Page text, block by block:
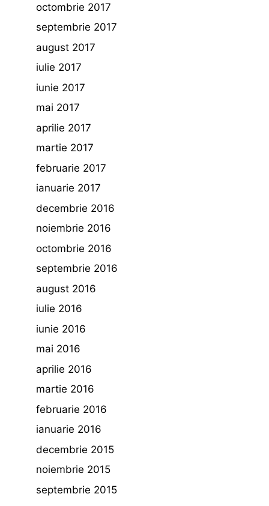
octombrie 2017
septembrie 2017
august 2017
iulie 2017
iunie 2017
mai 2017
aprilie 2017
martie 2017
februarie 2017
ianuarie 2017
decembrie 2016
noiembrie 2016
octombrie 2016
septembrie 2016
august 2016
iulie 2016
iunie 2016
mai 2016
aprilie 2016
martie 2016
februarie 2016
ianuarie 2016
decembrie 2015
noiembrie 2015
septembrie 2015